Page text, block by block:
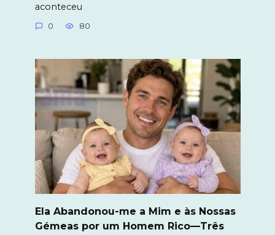
aconteceu
0 80
Ela Abandonou-me a Mim e às Nossas
Gémeas por um Homem Rico—Três